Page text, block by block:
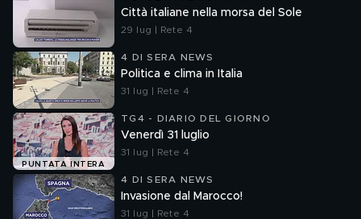
Città italiane nella morsa del Sole
29 lug | Rete 4
4 DI SERA NEWS
Politica e clima in Italia
31 lug | Rete 4
PUNTATA INTERA
TG4 - DIARIO DEL GIORNO
Venerdì 31 luglio
31 lug | Rete 4
4 DI SERA NEWS
Invasione dal Marocco!
31 lug | Rete 4